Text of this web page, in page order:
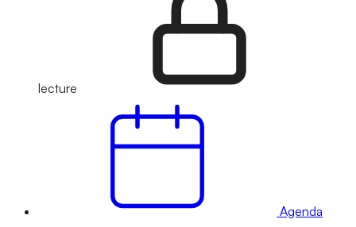
lecture
Agenda